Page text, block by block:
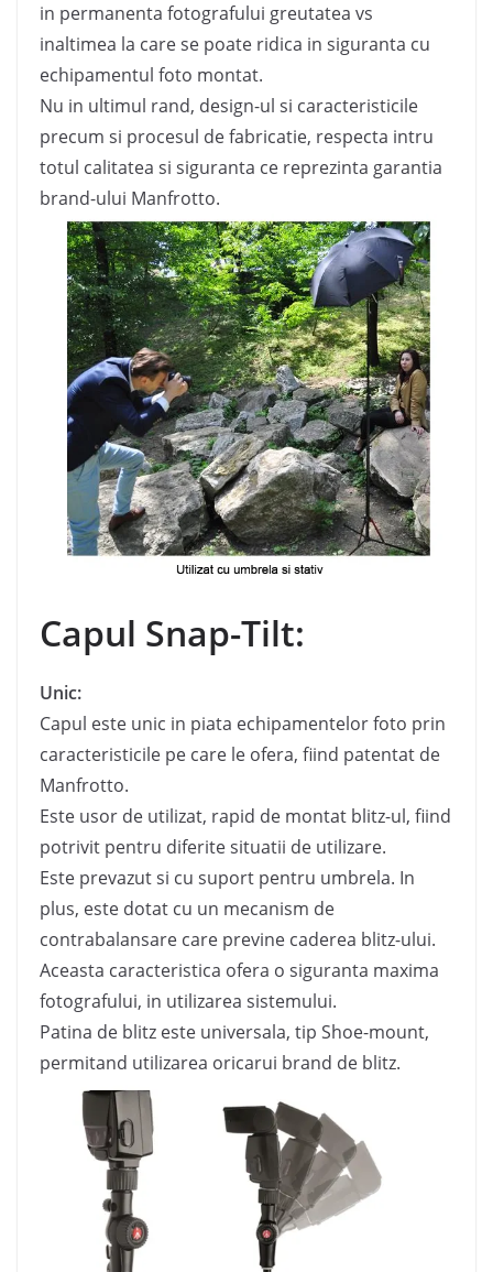
in permanenta fotografului greutatea vs
inaltimea la care se poate ridica in siguranta cu
echipamentul foto montat.
Nu in ultimul rand, design-ul si caracteristicile
precum si procesul de fabricatie, respecta intru
totul calitatea si siguranta ce reprezinta garantia
brand-ului Manfrotto.
Capul Snap-Tilt:
Unic:
Capul este unic in piata echipamentelor foto prin
caracteristicile pe care le ofera, fiind patentat de
Manfrotto.
Este usor de utilizat, rapid de montat blitz-ul, fiind
potrivit pentru diferite situatii de utilizare.
Este prevazut si cu suport pentru umbrela. In
plus, este dotat cu un mecanism de
contrabalansare care previne caderea blitz-ului.
Aceasta caracteristica ofera o siguranta maxima
fotografului, in utilizarea sistemului.
Patina de blitz este universala, tip Shoe-mount,
permitand utilizarea oricarui brand de blitz.